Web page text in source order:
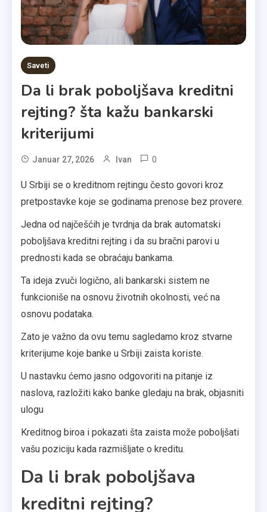
Saveti
Da li brak poboljšava kreditni
rejting? šta kažu bankarski
kriterijumi
Januar 27, 2026 Ivan 0
U Srbiji se o kreditnom rejtingu često govori kroz
pretpostavke koje se godinama prenose bez provere.
Jedna od najčešćih je tvrdnja da brak automatski
poboljšava kreditni rejting i da su bračni parovi u
prednosti kada se obraćaju bankama.
Ta ideja zvuči logično, ali bankarski sistem ne
funkcioniše na osnovu životnih okolnosti, već na
osnovu podataka.
Zato je važno da ovu temu sagledamo kroz stvarne
kriterijume koje banke u Srbiji zaista koriste.
U nastavku ćemo jasno odgovoriti na pitanje iz
naslova, razložiti kako banke gledaju na brak, objasniti
ulogu
Kreditnog biroa i pokazati šta zaista može poboljšati
vašu poziciju kada razmišljate o kreditu.
Da li brak poboljšava
kreditni rejting?